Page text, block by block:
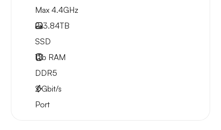
Max 4.4GHz
2x3.84TB
SSD
1Tb RAM
DDR5
2Gbit/s
Port